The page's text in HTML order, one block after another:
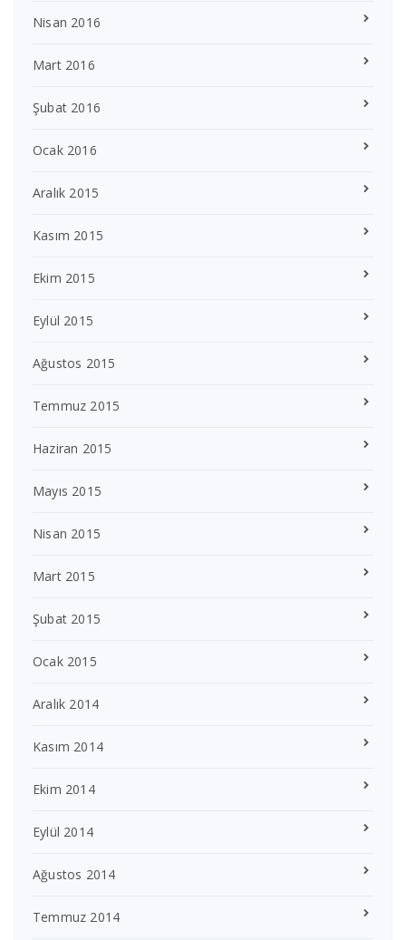
Nisan 2016
Mart 2016
Şubat 2016
Ocak 2016
Aralık 2015
Kasım 2015
Ekim 2015
Eylül 2015
Ağustos 2015
Temmuz 2015
Haziran 2015
Mayıs 2015
Nisan 2015
Mart 2015
Şubat 2015
Ocak 2015
Aralık 2014
Kasım 2014
Ekim 2014
Eylül 2014
Ağustos 2014
Temmuz 2014